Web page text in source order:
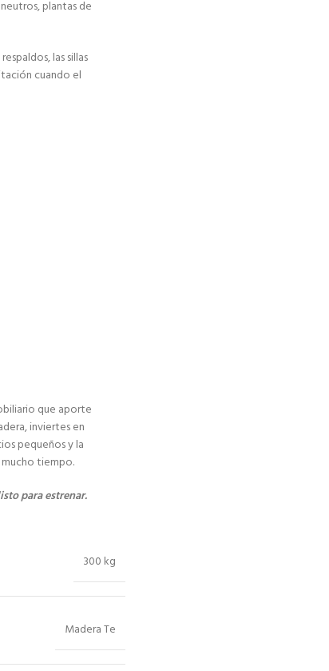
plantas de
las sillas
cuando el
que aporte
inviertes en
pequeños y la
mucho tiempo.
para estrenar.
300 kg
Madera Te